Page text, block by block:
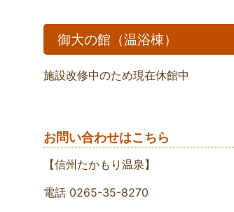
御大の館（温浴棟）
施設改修中のため現在休館中
お問い合わせはこちら
【信州たかもり温泉】
電話 0265-35-8270